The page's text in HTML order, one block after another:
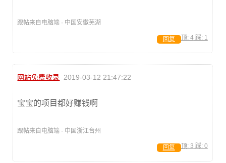
跟帖来自电脑端 · 中国安徽芜湖
顶: 4 踩: 1
回复
网站免费收录 2019-03-12 21:47:22
宝宝的项目都好赚钱啊
跟帖来自电脑端 · 中国浙江台州
顶: 3 踩: 0
回复